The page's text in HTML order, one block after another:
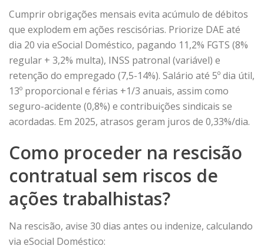
Cumprir obrigações mensais evita acúmulo de débitos
que explodem em ações rescisórias. Priorize DAE até
dia 20 via eSocial Doméstico, pagando 11,2% FGTS (8%
regular + 3,2% multa), INSS patronal (variável) e
retenção do empregado (7,5-14%). Salário até 5º dia útil,
13º proporcional e férias +1/3 anuais, assim como
seguro-acidente (0,8%) e contribuições sindicais se
acordadas. Em 2025, atrasos geram juros de 0,33%/dia.
Como proceder na rescisão
contratual sem riscos de
ações trabalhistas?
Na rescisão, avise 30 dias antes ou indenize, calculando
via eSocial Doméstico: